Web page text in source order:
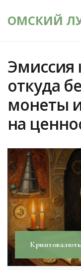
ОМСКИЙ
Эмиссия
откуда
монеты
на